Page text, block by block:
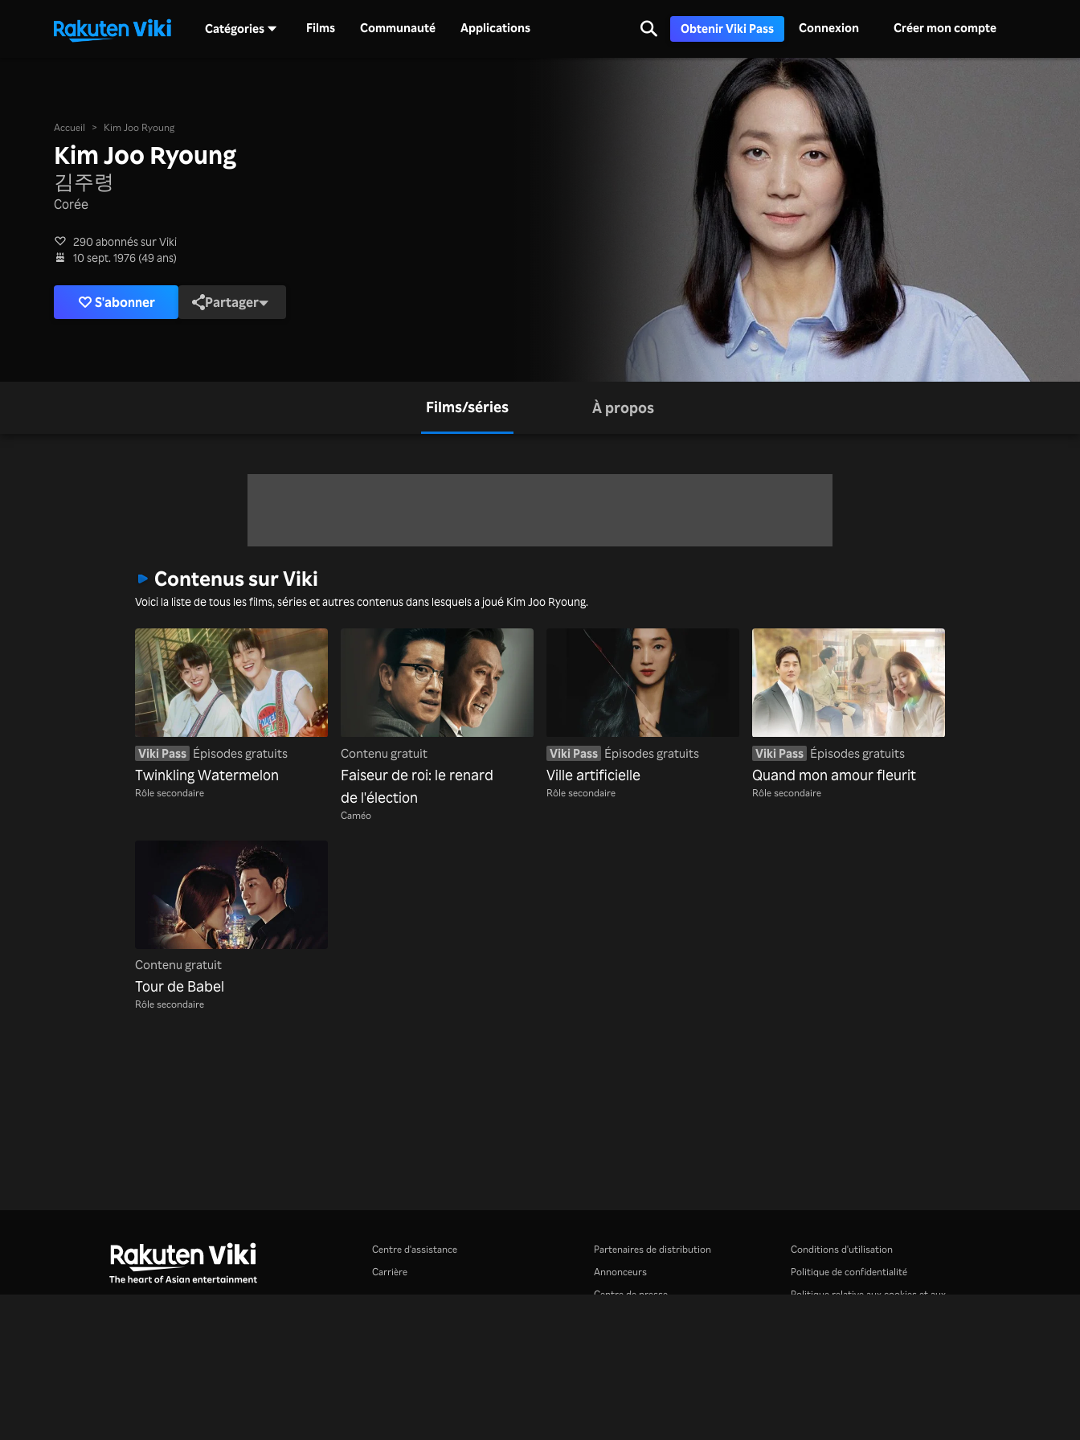
Catégories Films Communauté Applications Obtenir Viki Pass Connexion Créer mon compte
Accueil > Kim Joo Ryoung
Kim Joo Ryoung
김주령
Corée
290 abonnés sur Viki
10 sept. 1976 (49 ans)
S'abonner Partager
Films/séries À propos
Contenus sur Viki
Voici la liste de tous les films, séries et autres contenus dans lesquels a joué Kim Joo Ryoung.
Viki Pass Épisodes gratuits
Twinkling Watermelon
Rôle secondaire
Contenu gratuit
Faiseur de roi: le renard
de l'élection
Caméo
Viki Pass Épisodes gratuits
Ville artificielle
Rôle secondaire
Viki Pass Épisodes gratuits
Quand mon amour fleurit
Rôle secondaire
Contenu gratuit
Tour de Babel
Rôle secondaire
Centre d'assistance
Carrière
Partenaires de distribution
Annonceurs
Centre de presse
Conditions d'utilisation
Politique de confidentialité
Politique relative aux cookies et aux